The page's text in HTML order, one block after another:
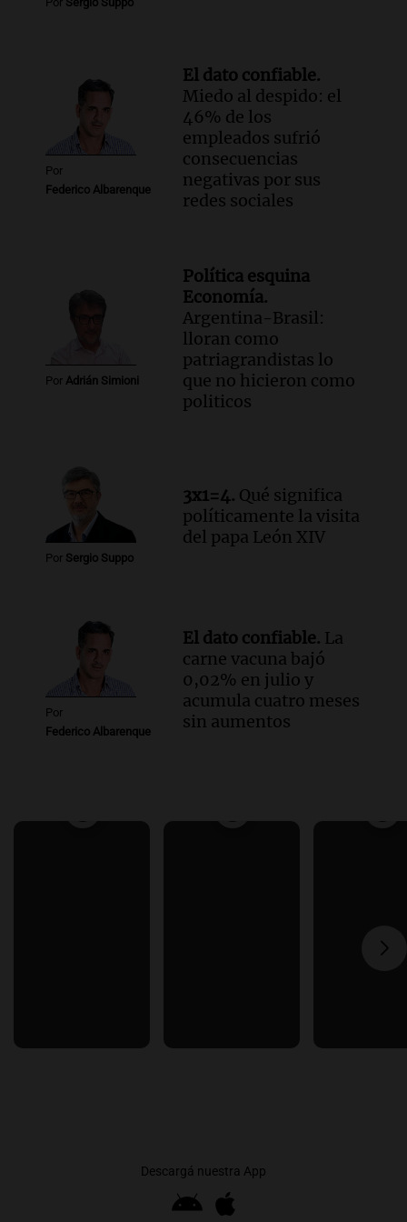
Por
Federico Albarenque
El dato confiable.
Miedo al despido: el
46% de los
empleados sufrió
consecuencias
negativas por sus
redes sociales
Por Adrián Simioni
Política esquina
Economía.
Argentina-Brasil:
lloran como
patriagrandistas lo
que no hicieron como
politicos
Por Sergio Suppo
3x1=4. Qué significa
políticamente la visita
del papa León XIV
Por
Federico Albarenque
El dato confiable. La
carne vacuna bajó
0,02% en julio y
acumula cuatro meses
sin aumentos
Descargá nuestra App